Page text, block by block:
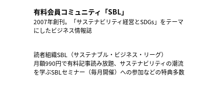
有料会員コミュニティ「SBL」
2007年創刊。「サステナビリティ経営とSDGs」をテーマ
にしたビジネス情報誌
読者組織SBL（サステナブル・ビジネス・リーグ）
月額990円で有料記事読み放題、サステナビリティの潮流
を学ぶSBLセミナー（毎月開催）への参加などの特典多数